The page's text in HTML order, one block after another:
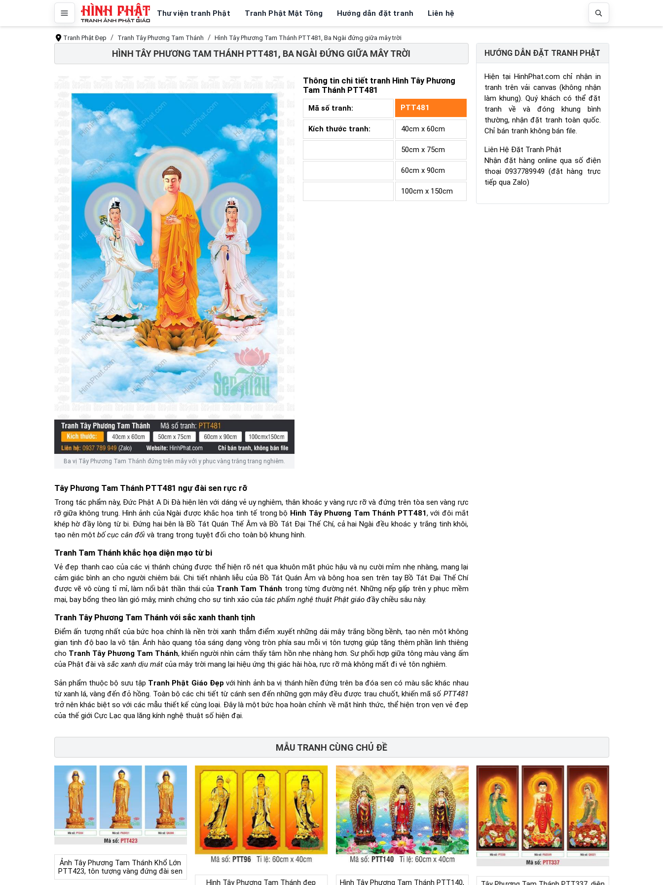
Thư viện tranh Phật Tranh Phật Mật Tông Hướng dẫn đặt tranh Liên hệ
Tranh Phật Đẹp Tranh Tây Phương Tam Thánh Hình Tây Phương Tam Thánh PTT481, Ba Ngài đứng giữa mây trời
HÌNH TÂY PHƯƠNG TAM THÁNH PTT481, BA NGÀI ĐỨNG GIỮA MÂY TRỜI
Ba vị Tây Phương Tam Thánh đứng trên mây với y phục vàng trắng trang nghiêm.
Thông tin chi tiết tranh Hình Tây Phương
Tam Thánh PTT481
Mã số tranh: PTT481
Kích thước tranh: 40cm x 60cm
50cm x 75cm
60cm x 90cm
100cm x 150cm
Tây Phương Tam Thánh PTT481 ngự đài sen rực rỡ
Trong tác phẩm này, Đức Phật A Di Đà hiện lên với dáng vẻ uy nghiêm, thân khoác y vàng rực rỡ và đứng trên tòa sen vàng rực
rỡ giữa không trung. Hình ảnh của Ngài được khắc họa tinh tế trong bộ Hình Tây Phương Tam Thánh PTT481, với đôi mắt
khép hờ đầy lòng từ bi. Đứng hai bên là Bồ Tát Quán Thế Âm và Bồ Tát Đại Thế Chí, cả hai Ngài đều khoác y trắng tinh khôi,
tạo nên một bố cục cân đốivà trang trọng tuyệt đối cho toàn bộ khung hình.
Tranh Tam Thánh khắc họa diện mạo từ bi
Vẻ đẹp thanh cao của các vị thánh chúng được thể hiện rõ nét qua khuôn mặt phúc hậu và nụ cười mỉm nhẹ nhàng, mang lại
cảm giác bình an cho người chiêm bái. Chi tiết nhành liễu của Bồ Tát Quán Âm và bông hoa sen trên tay Bồ Tát Đại Thế Chí
được vẽ vô cùng tỉ mỉ, làm nổi bật thần thái của Tranh Tam Thánh trong từng đường nét. Những nếp gấp trên y phục mềm
mại, bay bổng theo làn gió mây, minh chứng cho sự tinh xảo của tác phẩm nghệ thuật Phật giáođầy chiều sâu này.
Tranh Tây Phương Tam Thánh với sắc xanh thanh tịnh
Điểm ấn tượng nhất của bức họa chính là nền trời xanh thẳm điểm xuyết những dải mây trắng bồng bềnh, tạo nên một không
gian tịnh độ bao la vô tận. Ánh hào quang tỏa sáng dạng vòng tròn phía sau mỗi vị tôn tượng giúp tăng thêm phần linh thiêng
cho Tranh Tây Phương Tam Thánh, khiến người nhìn cảm thấy tâm hồn nhẹ nhàng hơn. Sự phối hợp giữa tông màu vàng ấm
của Phật đài và sắc xanh dịu mátcủa mây trời mang lại hiệu ứng thị giác hài hòa, rực rỡ mà không mất đi vẻ tôn nghiêm.
Sản phẩm thuộc bộ sưu tập Tranh Phật Giáo Đẹp với hình ảnh ba vị thánh hiền đứng trên ba đóa sen có màu sắc khác nhau
từ xanh lá, vàng đến đỏ hồng. Toàn bộ các chi tiết từ cánh sen đến những gợn mây đều được trau chuốt, khiến mã số PTT481
trở nên khác biệt so với các mẫu thiết kế cùng loại. Đây là một bức họa hoàn chỉnh về mặt hình thức, thể hiện trọn vẹn vẻ đẹp
của thế giới Cực Lạc qua lăng kính nghệ thuật số hiện đại.
HƯỚNG DẪN ĐẶT TRANH PHẬT
Hiện tại HinhPhat.com chỉ nhận in
tranh trên vải canvas (không nhận
làm khung). Quý khách có thể đặt
tranh về và đóng khung bình
thường, nhận đặt tranh toàn quốc.
Chỉ bán tranh không bán file.
Liên Hệ Đặt Tranh Phật
Nhận đặt hàng online qua số điện
thoại 0937789949 (đặt hàng trực
tiếp qua Zalo)
MẪU TRANH CÙNG CHỦ ĐỀ
Ảnh Tây Phương Tam Thánh Khổ Lớn
PTT423, tôn tượng vàng đứng đài sen
Hình Tây Phương Tam Thánh đẹp
Hình Tây Phương Tam Thánh PTT140,